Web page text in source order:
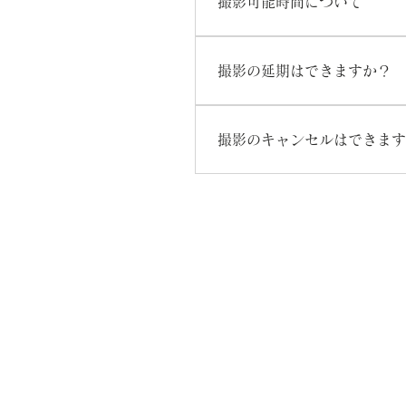
気軽にご相談ください。
撮影の延期はできますか？
す。
撮影のキャンセルはできま